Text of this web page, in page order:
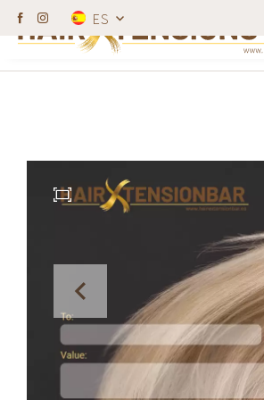
ES
Los peluqueros obtienen un descuento.